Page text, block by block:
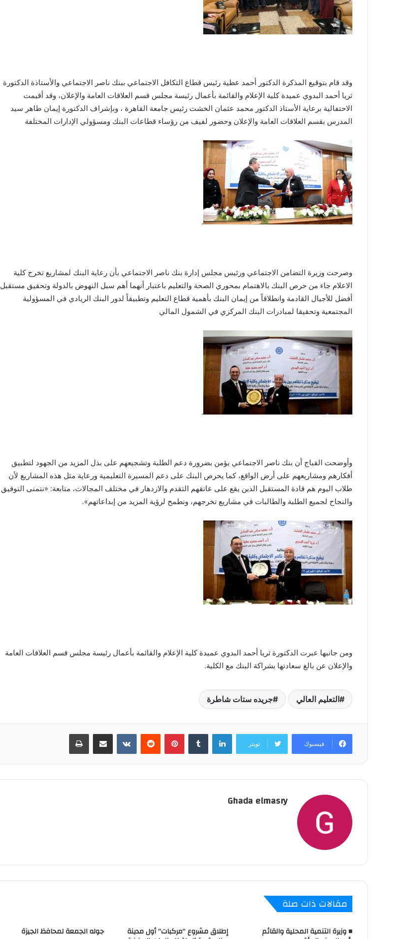
وقد قام بتوقيع المذكرة الدكتور أحمد عطية رئيس قطاع التكافل الاجتماعي ببنك ناصر الاجتماعي والأستاذة الدكتورة
ثريا أحمد البدوي عميدة كلية الإعلام والقائمة بأعمال رئيسة مجلس قسم العلاقات العامة والإعلان، وقد أقيمت
الاحتفالية برعاية الأستاذ الدكتور محمد عثمان الخشت رئيس جامعة القاهرة ، وبإشراف الدكتورة إيمان طاهر سيد
المدرس بقسم العلاقات العامة والإعلان وحضور لفيف من رؤساء قطاعات البنك ومسؤولي الإدارات المختلفة
.
وصرحت وزيرة التضامن الاجتماعي ورئيس مجلس إدارة بنك ناصر الاجتماعي بأن رعاية البنك لمشاريع تخرج كلية
الاعلام جاء من حرص البنك بالاهتمام بمحوري الصحة والتعليم باعتبار أنهما أهم سبل النهوض بالدولة وتحقيق مستقبل
أفضل للأجيال القادمة وانطلاقاً من إيمان البنك بأهمية قطاع التعليم وتطبيقاً لدور البنك الريادي في المسؤولية
المجتمعية وتحقيقا لمبادرات البنك المركزي في الشمول المالي
.
وأوضحت القباج أن بنك ناصر الاجتماعي يؤمن بضرورة دعم الطلبة وتشجيعهم على بذل المزيد من الجهود لتطبيق
أفكارهم ومشاريعهم على أرض الواقع، كما يحرص البنك على دعم المسيرة التعليمية ورعاية مثل هذه المشاريع لأن
طلاب اليوم هم قادة المستقبل الذين يقع على عاتقهم التقدم والازدهار في مختلف المجالات، متابعة: «نتمنى التوفيق
والنجاح لجميع الطلبة والطالبات في مشاريع تخرجهم، ونطمح لرؤية المزيد من إبداعاتهم».
ومن جانبها عبرت الدكتورة ثريا أحمد البدوي عميدة كلية الإعلام والقائمة بأعمال رئيسة مجلس قسم العلاقات العامة
والإعلان عن بالغ سعادتها بشراكة البنك مع الكلية.
التعليم العالي جريده ستات شاطرة
فيسبوك تويتر
لينكدإن بينتيريست
Ghada elmasry
مقالات ذات صلة
■ وزيرة التنمية المحلية والقائم إطلاق مشروع “مركبات” أول مدينة جوله الجمعة لمحافظ الجيزة